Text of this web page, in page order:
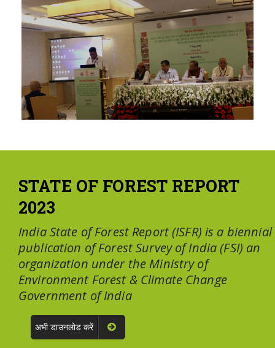
STATE OF FOREST REPORT
2023
India State of Forest Report (ISFR) is a biennial
publication of Forest Survey of India (FSI) an
organization under the Ministry of
Environment Forest & Climate Change
Government of India
अभी डाउनलोड करें